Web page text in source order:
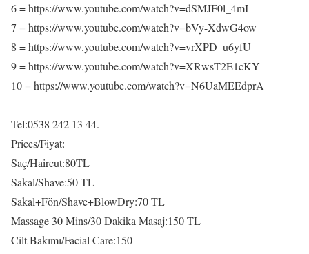
6 = https://www.youtube.com/watch?v=dSMJF0l_4mI
7 = https://www.youtube.com/watch?v=bVy-XdwG4ow
8 = https://www.youtube.com/watch?v=vrXPD_u6yfU
9 = https://www.youtube.com/watch?v=XRwsT2E1cKY
10 = https://www.youtube.com/watch?v=N6UaMEEdprA
Tel:0538 242 13 44.
Prices/Fiyat:
Saç/Haircut:80TL
Sakal/Shave:50 TL
Sakal+Fön/Shave+BlowDry:70 TL
Massage 30 Mins/30 Dakika Masaj:150 TL
Cilt Bakımı/Facial Care:150